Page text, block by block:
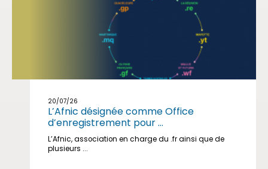
20/07/26
L’Afnic désignée comme Office
d’enregistrement pour ...
L’Afnic, association en charge du .fr ainsi que de
plusieurs ...